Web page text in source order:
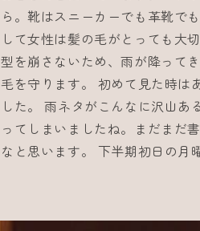
ら。靴はスニーカーでも革靴で
して女性は髪の毛がとっても大
型を崩さないため、雨が降って
毛を守ります。 初めて見た時は
した。 雨ネタがこんなに沢山
ってしまいましたね。まだまだ
なと思います。 下半期初日の月